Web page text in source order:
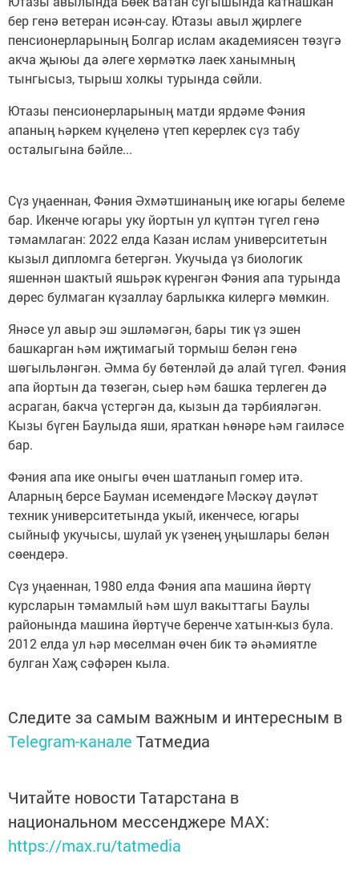
бер генә ветеран исән-сау. Ютазы авыл җирлеге
пенсионерларының Болгар ислам академиясен төзүгә
акча җыюы да әлеге хөрмәткә лаек ханымның
тынгысыз, тырыш холкы турында сөйли.
Ютазы пенсионерларының матди ярдәме Фәния
апаның һәркем күңеленә үтеп керерлек сүз табу
осталыгына бәйле...
Сүз уңаеннан, Фәния Әхмәтшинаның ике югары белеме
бар. Икенче югары уку йортын ул күптән түгел генә
тәмамлаган: 2022 елда Казан ислам университетын
кызыл дипломга бетергән. Укучыда үз биологик
яшеннән шактый яшьрәк күренгән Фәния апа турында
дөрес булмаган күзаллау барлыкка килергә мөмкин.
Янәсе ул авыр эш эшләмәгән, бары тик үз эшен
башкарган һәм иҗтимагый тормыш белән генә
шөгыльләнгән. Әмма бу бөтенләй дә алай түгел. Фәния
апа йортын да төзегән, сыер һәм башка терлеген дә
асраган, бакча үстергән да, кызын да тәрбияләгән.
Кызы бүген Баулыда яши, яраткан һөнәре һәм гаиләсе
бар.
Фәния апа ике оныгы өчен шатланып гомер итә.
Аларның берсе Бауман исемендәге Мәскәү дәүләт
техник университетында укый, икенчесе, югары
сыйныф укучысы, шулай ук үзенең уңышлары белән
сөендерә.
Сүз уңаеннан, 1980 елда Фәния апа машина йөртү
курсларын тәмамлый һәм шул вакыттагы Баулы
районында машина йөртүче беренче хатын-кыз була.
2012 елда ул һәр мөселман өчен бик тә әһәмиятле
булган Хаҗ сәфәрен кыла.
Следите за самым важным и интересным в
Telegram-канале Татмедиа
Читайте новости Татарстана в
национальном мессенджере MАХ:
https://max.ru/tatmedia